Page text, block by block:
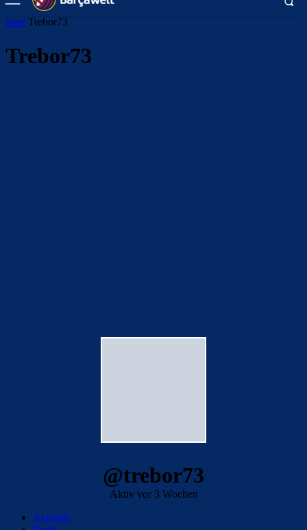
Start Trebor73
Trebor73
@trebor73
Aktiv vor 3 Wochen
Aktivität